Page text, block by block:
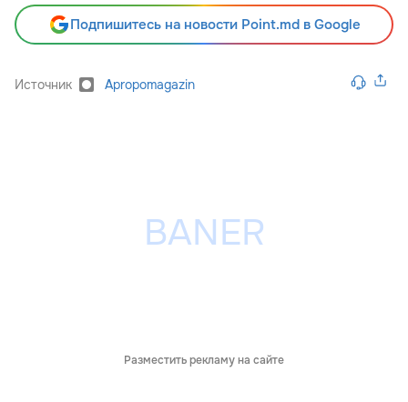
Подпишитесь на новости Point.md в Google
Источник Apropomagazin
Разместить рекламу на сайте